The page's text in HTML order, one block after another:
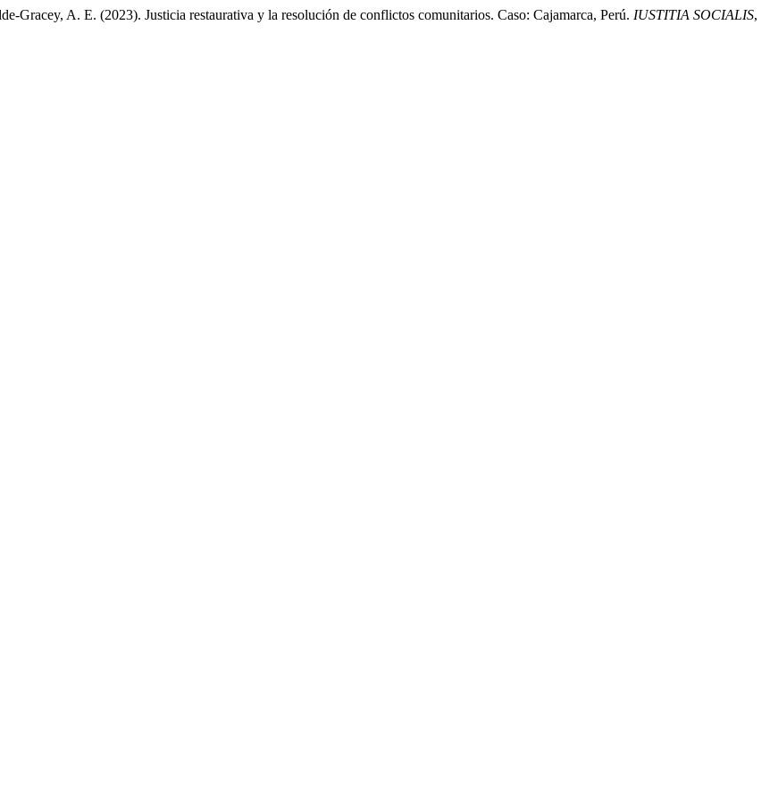
Gracey, A. E. (2023). Justicia restaurativa y la resolución de conflictos comunitarios. Caso: Cajamarca, Perú. IUSTITIA SOCIALIS,